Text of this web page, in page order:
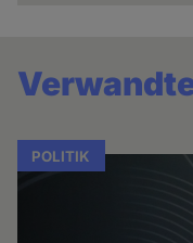
POLITIK